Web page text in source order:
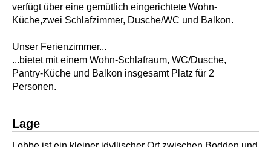
verfügt über eine gemütlich eingerichtete Wohn-
Küche,zwei Schlafzimmer, Dusche/WC und Balkon.
Unser Ferienzimmer...
...bietet mit einem Wohn-Schlafraum, WC/Dusche,
Pantry-Küche und Balkon insgesamt Platz für 2
Personen.
Lage